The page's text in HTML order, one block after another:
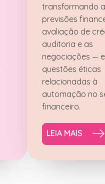
transformando
previsões
avaliação de
auditoria e as
negociações —
questões éticas
relacionadas à
automação no
financeiro.
LEIA MAIS